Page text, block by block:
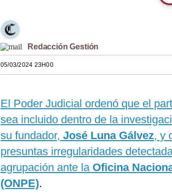
Redacción Gestión
05/03/2024 23H00
El Poder Judicial ordenó que el
sea incluido dentro de la
su fundador, José Luna Gálvez, y
presuntas irregularidades
agrupación ante la Oficina
(ONPE).